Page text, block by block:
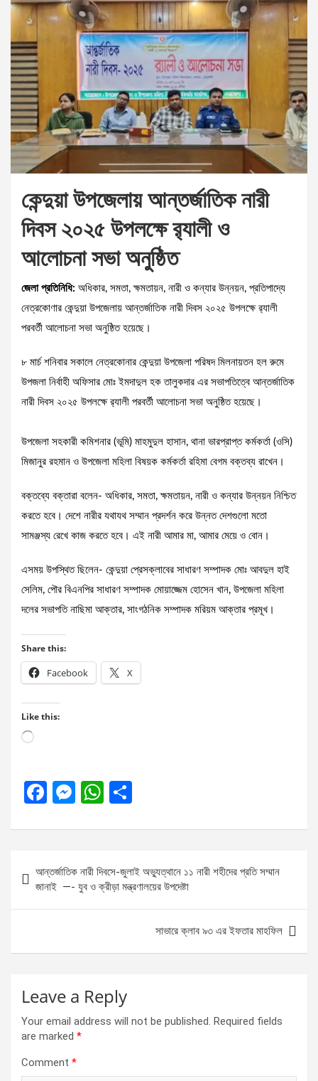
কেন্দুয়া উপজেলায় আন্তর্জাতিক নারী
দিবস ২০২৫ উপলক্ষে র‌্যালী ও
আলোচনা সভা অনুষ্ঠিত
জেলা প্রতিনিধি: অধিকার, সমতা, ক্ষমতায়ন, নারী ও কন্যার উন্নয়ন, প্রতিপাদ্যে
নেত্রকোণার কেন্দুয়া উপজেলায় আন্তর্জাতিক নারী দিবস ২০২৫ উপলক্ষে র‌্যালী
পরবর্তী আলোচনা সভা অনুষ্ঠিত হয়েছে।
৮ মার্চ শনিবার সকালে নেত্রকোনার কেন্দুয়া উপজেলা পরিষদ মিলনায়তন হল রুমে
উপজলা নির্বাহী অফিসার মোঃ ইমদাদুল হক তালুকদার এর সভাপতিত্বে আন্তর্জাতিক
নারী দিবস ২০২৫ উপলক্ষে র‌্যালী পরবর্তী আলোচনা সভা অনুষ্ঠিত হয়েছে।
উপজেলা সহকারী কমিশনার (ভূমি) মাহমুদুল হাসান, থানা ভারপ্রাপ্ত কর্মকর্তা (ওসি)
মিজানুর রহমান ও উপজেলা মহিলা বিষয়ক কর্মকর্তা রহিমা বেগম বক্তব্য রাখেন।
বক্তব্যে বক্তারা বলেন- অধিকার, সমতা, ক্ষমতায়ন, নারী ও কন্যার উন্নয়ন নিশ্চিত
করতে হবে। দেশে নারীর যথাযথ সম্মান প্রদর্শন করে উন্নত দেশগুলো মতো
সামঞ্জস্য রেখে কাজ করতে হবে। এই নারী আমার মা, আমার মেয়ে ও বোন।
এসময় উপস্থিত ছিলেন- কেন্দুয়া প্রেসক্লাবের সাধারণ সম্পাদক মোঃ আবদুল হাই
সেলিম, পৌর বিএনপির সাধারণ সম্পাদক মোয়াজ্জেম হোসেন খান, উপজেলা মহিলা
দলের সভাপতি নাছিমা আক্তার, সাংগঠনিক সম্পাদক মরিয়ম আক্তার প্রমূখ।
Share this:
Facebook X
Like this:
Loading…
F
ce
o
o
M
se
g
er
W
at
A
p
ar
e
navigation
আন্তর্জাতিক নারী দিবসে-জুলাই অভ্যুত্থানে ১১ নারী শহীদের প্রতি সম্মান
জানাই —- যুব ও ক্রীড়া মন্ত্রণালয়ের উপদেষ্টা
সাভারে ক্লাব ৯৩ এর ইফতার মাহফিল
Leave a Reply
Your email address will not be published. Required fields
are marked *
Comment *